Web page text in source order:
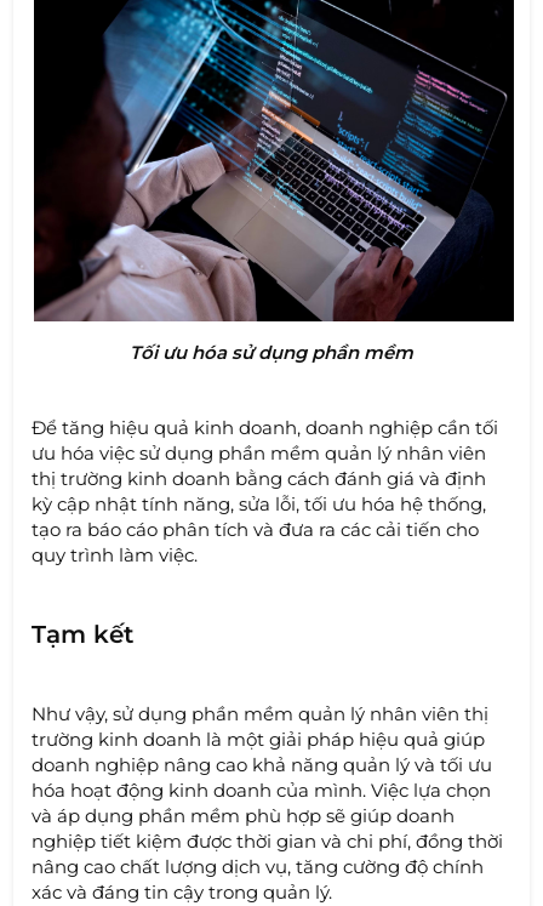
Tối ưu hóa sử dụng phần mềm
Để tăng hiệu quả kinh doanh, doanh nghiệp cần tối
ưu hóa việc sử dụng phần mềm quản lý nhân viên
thị trường kinh doanh bằng cách đánh giá và định
kỳ cập nhật tính năng, sửa lỗi, tối ưu hóa hệ thống,
tạo ra báo cáo phân tích và đưa ra các cải tiến cho
quy trình làm việc.
Tạm kết
Như vậy, sử dụng phần mềm quản lý nhân viên thị
trường kinh doanh là một giải pháp hiệu quả giúp
doanh nghiệp nâng cao khả năng quản lý và tối ưu
hóa hoạt động kinh doanh của mình. Việc lựa chọn
và áp dụng phần mềm phù hợp sẽ giúp doanh
nghiệp tiết kiệm được thời gian và chi phí, đồng thời
nâng cao chất lượng dịch vụ, tăng cường độ chính
xác và đáng tin cậy trong quản lý.